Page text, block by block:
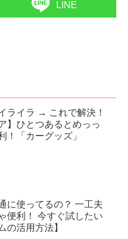
LINE
ライラ → これで解決！
】ひとつあるとめっっ
！「カーグッズ」
に使ってるの？ 一工夫
便利！ 今すぐ試したい
の活用方法】